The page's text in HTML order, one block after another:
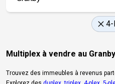
4-
Multiplex à vendre au
Trouvez des immeubles à revenus